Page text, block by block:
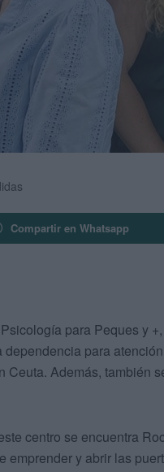
Compartir en Whatsapp
para Peques y
dependencia para
Ceuta. Además, también
centro se encuentra
emprender y abrir las